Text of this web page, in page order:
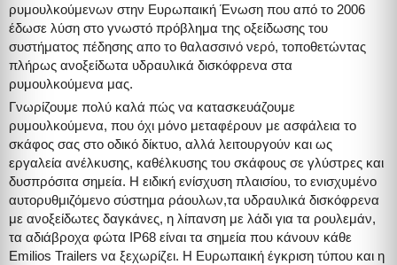
ρυμουλκούμενων στην Ευρωπαική Ένωση που από το 2006
έδωσε λύση στο γνωστό πρόβλημα της οξείδωσης του
συστήματος πέδησης απο το θαλασσινό νερό, τοποθετώντας
πλήρως ανοξείδωτα υδραυλικά δισκόφρενα στα
ρυμουλκούμενα μας.
Γνωρίζουμε πολύ καλά πώς να κατασκευάζουμε
ρυμουλκούμενα, που όχι μόνο μεταφέρουν με ασφάλεια το
σκάφος σας στο οδικό δίκτυο, αλλά λειτουργούν και ως
εργαλεία ανέλκυσης, καθέλκυσης του σκάφους σε γλύστρες και
δυσπρόσιτα σημεία. Η ειδική ενίσχυση πλαισίου, το ενισχυμένο
αυτορυθμιζόμενο σύστημα ράουλων,τα υδραυλικά δισκόφρενα
με ανοξείδωτες δαγκάνες, η λίπανση με λάδι για τα ρουλεμάν,
τα αδιάβροχα φώτα IP68 είναι τα σημεία που κάνουν κάθε
Emilios Trailers να ξεχωρίζει. Η Ευρωπαική έγκριση τύπου και η